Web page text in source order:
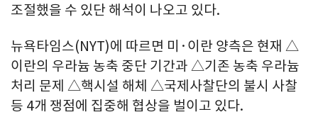
조절했을 수 있단 해석이 나오고 있다.
뉴욕타임스(NYT)에 따르면 미·이란 양측은 현재 △
이란의 우라늄 농축 중단 기간과 △기존 농축 우라늄
처리 문제 △핵시설 해체 △국제사찰단의 불시 사찰
등 4개 쟁점에 집중해 협상을 벌이고 있다.